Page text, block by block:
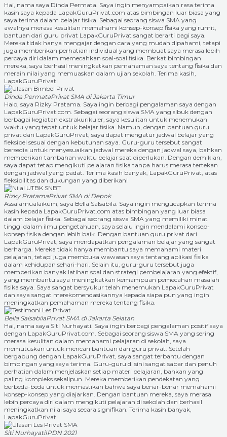
Hai, nama saya Dinda Permata. Saya ingin menyampaikan rasa terima
kasih saya kepada LapakGuruPrivat.com atas bimbingan luar biasa yang
saya terima dalam belajar fisika. Sebagai seorang siswa SMA yang
awalnya merasa kesulitan memahami konsep-konsep fisika yang rumit,
bantuan dari guru privat LapakGuruPrivat sangat berarti bagi saya.
Mereka tidak hanya mengajar dengan cara yang mudah dipahami, tetapi
juga memberikan perhatian individual yang membuat saya merasa lebih
percaya diri dalam memecahkan soal-soal fisika. Berkat bimbingan
mereka, saya berhasil meningkatkan pemahaman saya tentang fisika dan
meraih nilai yang memuaskan dalam ujian sekolah. Terima kasih,
LapakGuruPrivat!
Dinda PermataPrivat SMA di Jakarta Timur
Halo, saya Rizky Pratama. Saya ingin berbagi pengalaman saya dengan
LapakGuruPrivat.com. Sebagai seorang siswa SMA yang sibuk dengan
berbagai kegiatan ekstrakurikuler, saya kesulitan untuk menemukan
waktu yang tepat untuk belajar fisika. Namun, dengan bantuan guru
privat dari LapakGuruPrivat, saya dapat mengatur jadwal belajar yang
fleksibel sesuai dengan kebutuhan saya. Guru-guru tersebut sangat
bersedia untuk menyesuaikan jadwal mereka dengan jadwal saya, bahkan
memberikan tambahan waktu belajar saat diperlukan. Dengan demikian,
saya dapat tetap mengikuti pelajaran fisika tanpa harus merasa tertekan
dengan jadwal yang padat. Terima kasih banyak, LapakGuruPrivat, atas
fleksibilitas dan dukungan yang diberikan!
Rizky PratamaPrivat SMA di Depok
Assalamualaikum, saya Bella Salsabila. Saya ingin mengucapkan terima
kasih kepada LapakGuruPrivat.com atas bimbingan yang luar biasa
dalam belajar fisika. Sebagai seorang siswa SMA yang memiliki minat
tinggi dalam ilmu pengetahuan, saya selalu ingin mendalami konsep-
konsep fisika dengan lebih baik. Dengan bantuan guru privat dari
LapakGuruPrivat, saya mendapatkan pengalaman belajar yang sangat
berharga. Mereka tidak hanya membantu saya memahami materi
pelajaran, tetapi juga membuka wawasan saya tentang aplikasi fisika
dalam kehidupan sehari-hari. Selain itu, guru-guru tersebut juga
memberikan banyak latihan soal dan strategi pembelajaran yang efektif,
yang membantu saya meningkatkan kemampuan pemecahan masalah
fisika saya. Saya sangat bersyukur telah menemukan LapakGuruPrivat
dan saya sangat merekomendasikannya kepada siapa pun yang ingin
meningkatkan pemahaman mereka tentang fisika.
Bella SalsabilaPrivat SMA di Jakarta Selatan
Hai, nama saya Siti Nurhayati. Saya ingin berbagi pengalaman positif saya
dengan LapakGuruPrivat.com. Sebagai seorang siswa SMA yang sering
merasa kesulitan dalam memahami pelajaran di sekolah, saya
memutuskan untuk mencari bantuan dari guru privat. Setelah
bergabung dengan LapakGuruPrivat, saya sangat terbantu dengan
bimbingan yang saya terima. Guru-guru di sini sangat sabar dan penuh
perhatian dalam menjelaskan setiap materi pelajaran, bahkan yang
paling kompleks sekalipun. Mereka memberikan pendekatan yang
berbeda-beda untuk memastikan bahwa saya benar-benar memahami
konsep-konsep yang diajarkan. Dengan bantuan mereka, saya merasa
lebih percaya diri dalam mengikuti pelajaran di sekolah dan berhasil
meningkatkan nilai saya secara signifikan. Terima kasih banyak,
LapakGuruPrivat!
Siti NurhayatiIPDN 2021